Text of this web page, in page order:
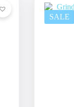
SALE